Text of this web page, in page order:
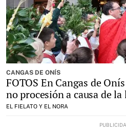
CANGAS DE ONÍS
FOTOS En Cangas de
no procesión a causa de
EL FIELATO Y EL NORA